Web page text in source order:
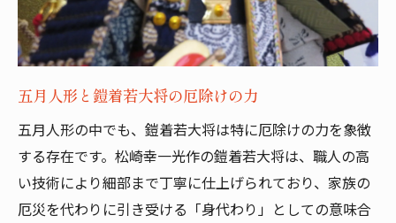
五月人形と鎧着若大将の厄除けの力
五月人形の中でも、鎧着若大将は特に厄除けの力を象徴
する存在です。松崎幸一光作の鎧着若大将は、職人の高
い技術により細部まで丁寧に仕上げられており、家族の
厄災を代わりに引き受ける「身代わり」としての意味合